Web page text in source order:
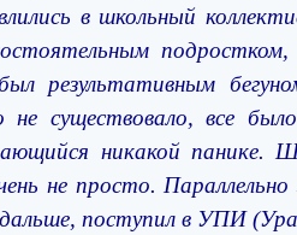
в школьный
был результативным
не существовало, все
никакой панике.
не просто.
поступил в УПИ